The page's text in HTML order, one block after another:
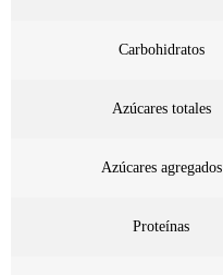
Carbohidratos
Azúcares totales
Azúcares agregados
Proteínas